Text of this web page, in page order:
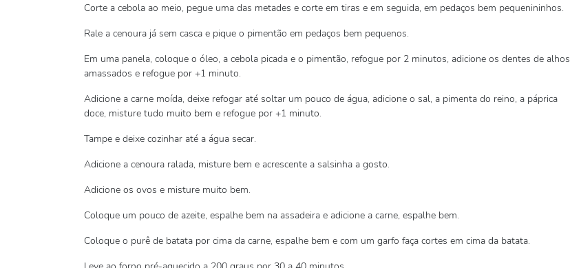
Corte a cebola ao meio, pegue uma das metades e corte em tiras e em seguida, em pedaços bem pequenininhos.
Rale a cenoura já sem casca e pique o pimentão em pedaços bem pequenos.
Em uma panela, coloque o óleo, a cebola picada e o pimentão, refogue por 2 minutos, adicione os dentes de alhos
amassados e refogue por +1 minuto.
Adicione a carne moída, deixe refogar até soltar um pouco de água, adicione o sal, a pimenta do reino, a páprica
doce, misture tudo muito bem e refogue por +1 minuto.
Tampe e deixe cozinhar até a água secar.
Adicione a cenoura ralada, misture bem e acrescente a salsinha a gosto.
Adicione os ovos e misture muito bem.
Coloque um pouco de azeite, espalhe bem na assadeira e adicione a carne, espalhe bem.
Coloque o purê de batata por cima da carne, espalhe bem e com um garfo faça cortes em cima da batata.